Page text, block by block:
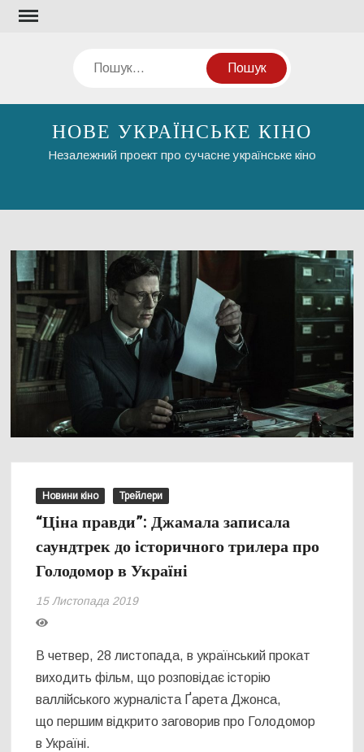
Перейти
Пошук
НОВЕ УКРАЇНСЬКЕ КІНО
Незалежний проект про сучасне українське кіно
Новини кіно Трейлери
“Ціна правди”: Джамала записала
саундтрек до історичного трилера про
Голодомор в Україні
15 Листопада 2019
В четвер, 28 листопада, в український прокат
виходить фільм, що розповідає історію
валлійського журналіста Ґарета Джонса,
що першим відкрито заговорив про Голодомор
в Україні.